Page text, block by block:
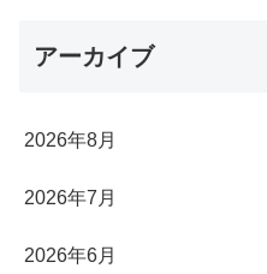
アーカイブ
2026年8月
2026年7月
2026年6月